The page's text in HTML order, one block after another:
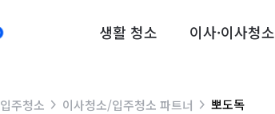
생활 청소 이사·이사청소
주청소 이사청소/입주청소 파트너 뽀도독